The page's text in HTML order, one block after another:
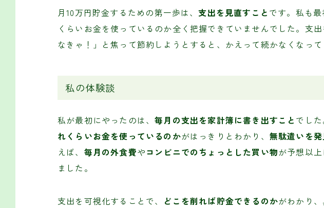
月10万円貯金するための第一歩は、支出を見直すこと です。私も
くらいお金を使っているのか全く把握できていませんでした。支
なきゃ！」と焦って節約しようとすると、かえって続かなくなって
私の体験談
私が最初にやったのは、毎月の支出を家計簿に書き出すこと でした
れくらいお金を使っているのかがはっきりとわかり、 無駄遣いを
えば、 毎月の外食費や コンビニでのちょっとした買い物が予想以
ました。
支出を可視化することで、 どこを削れば貯金できるのかがわかり